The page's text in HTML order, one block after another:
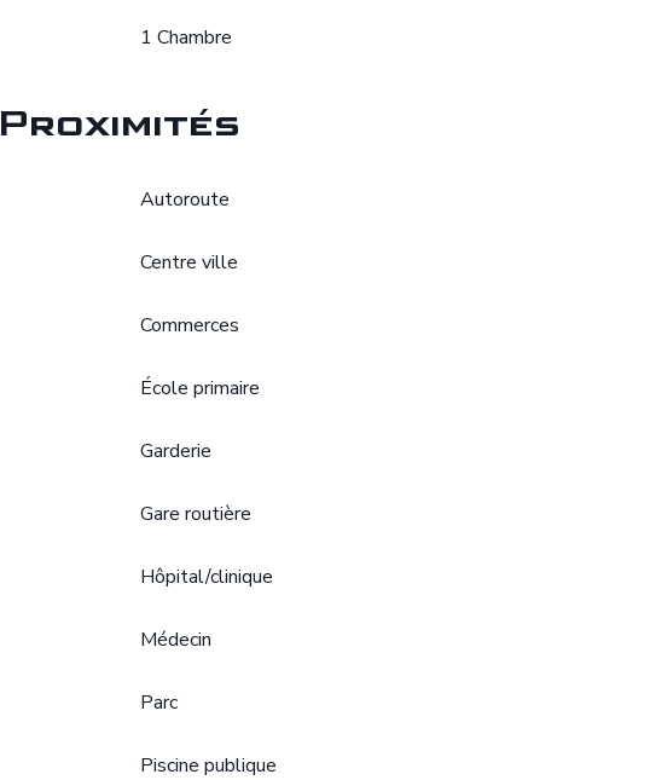
1 Chambre
Proximités
Autoroute
Centre ville
Commerces
École primaire
Garderie
Gare routière
Hôpital/clinique
Médecin
Parc
Piscine publique